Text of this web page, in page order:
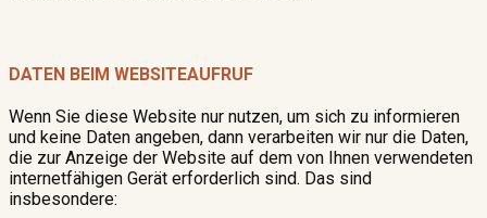
DATEN BEIM WEBSITEAUFRUF
Wenn Sie diese Website nur nutzen, um sich zu informieren
und keine Daten angeben, dann verarbeiten wir nur die Daten,
die zur Anzeige der Website auf dem von Ihnen verwendeten
internetfähigen Gerät erforderlich sind. Das sind
insbesondere: